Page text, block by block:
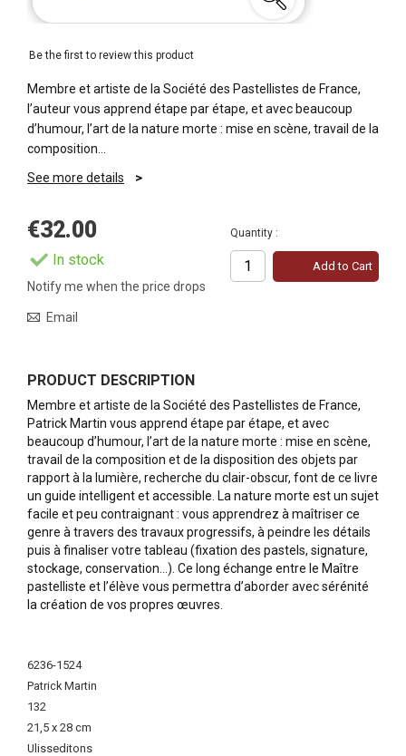
Be the first to review this product
Membre et artiste de la Société des Pastellistes de France,
l’auteur vous apprend étape par étape, et avec beaucoup
d’humour, l’art de la nature morte : mise en scène, travail de la
composition…
See more details
€32.00
In stock
Quantity :
Add to Cart
Notify me when the price drops
Email
PRODUCT DESCRIPTION
Membre et artiste de la Société des Pastellistes de France,
Patrick Martin vous apprend étape par étape, et avec
beaucoup d’humour, l’art de la nature morte : mise en scène,
travail de la composition et de la disposition des objets par
rapport à la lumière, recherche du clair-obscur, font de ce livre
un guide intelligent et accessible. La nature morte est un sujet
facile et peu contraignant : vous apprendrez à maîtriser ce
genre à travers des travaux progressifs, à peindre les détails
puis à finaliser votre tableau (fixation des pastels, signature,
stockage, conservation…). Ce long échange entre le Maître
pastelliste et l’élève vous permettra d’aborder avec sérénité
la création de vos propres œuvres.
Information
6236-1524
Patrick Martin
132
21,5 x 28 cm
Ulisseditons